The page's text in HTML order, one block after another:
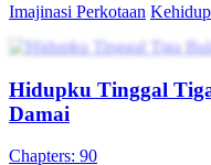
Imajinasi Perkotaan
Hidupku Tinggal
Damai
Chapters: 90